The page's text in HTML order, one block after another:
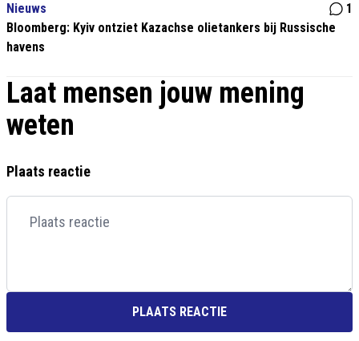
Nieuws
1
Bloomberg: Kyiv ontziet Kazachse olietankers bij Russische
havens
Laat mensen jouw mening
weten
Plaats reactie
PLAATS REACTIE